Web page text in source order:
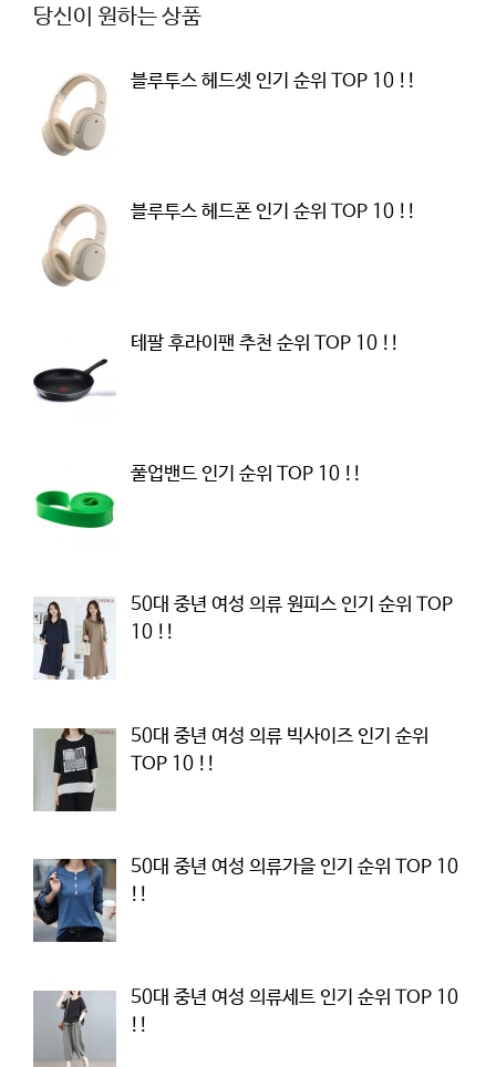
당신이 원하는 상품
블루투스 헤드셋 인기 순위 TOP 10 !!
블루투스 헤드폰 인기 순위 TOP 10 !!
테팔 후라이팬 추천 순위 TOP 10 !!
풀업밴드 인기 순위 TOP 10 !!
50대 중년 여성 의류 원피스 인기 순위 TOP
10 !!
50대 중년 여성 의류 빅사이즈 인기 순위
TOP 10 !!
50대 중년 여성 의류가을 인기 순위 TOP 10
!!
50대 중년 여성 의류세트 인기 순위 TOP 10
!!